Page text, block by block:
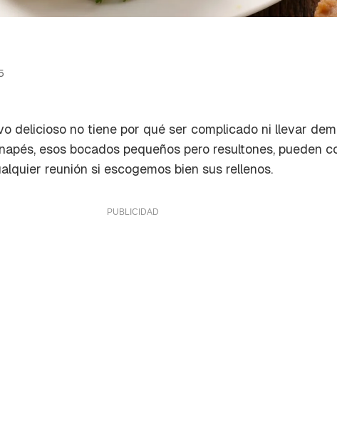
delicioso no tiene por qué ser complicado ni llevar
esos bocados pequeños pero resultones, pueden
reunión si escogemos bien sus rellenos.